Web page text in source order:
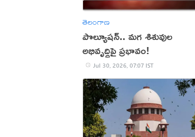
తెలంగాణ
పొల్యూషన్.. మగ శిశువుల
అభివృద్ధిపై ప్రభావం!
Jul 30, 2026, 07:07 IST